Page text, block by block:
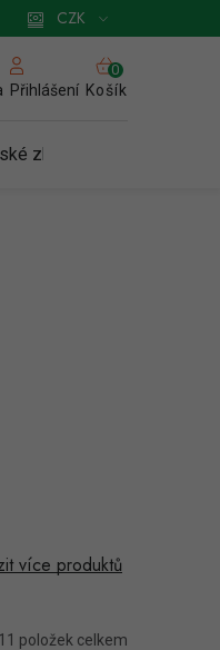
Zásady používání cookies
CZK
Přihlášení
NÁKUPNÍ
KOŠÍK
Košík
zboží a hračky
více produktů
11 položek celkem